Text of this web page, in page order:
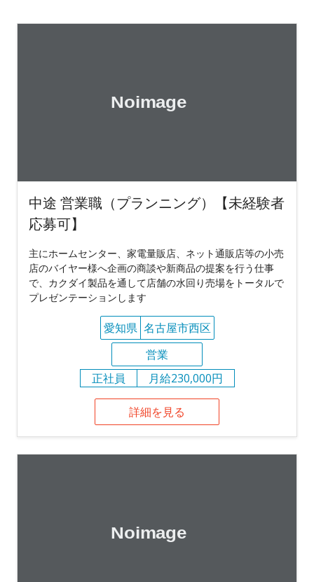
中途 営業職（プランニング）【未経験者
応募可】
主にホームセンター、家電量販店、ネット通販店等の小売
店のバイヤー様へ企画の商談や新商品の提案を行う仕事
で、カクダイ製品を通して店舗の水回り売場をトータルで
プレゼンテーションします
愛知県 名古屋市西区
営業
正社員
月給230,000円
詳細を見る